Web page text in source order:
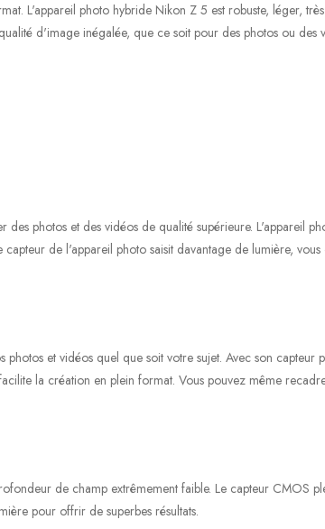
L'appareil photo hybride Nikon Z 5 est robuste, léger,
d'image inégalée, que ce soit pour des photos ou des
photos et des vidéos de qualité supérieure. L'appareil
de l'appareil photo saisit davantage de lumière,
et vidéos quel que soit votre sujet. Avec son
la création en plein format. Vous pouvez même
de champ extrêmement faible. Le capteur CMOS
pour offrir de superbes résultats.